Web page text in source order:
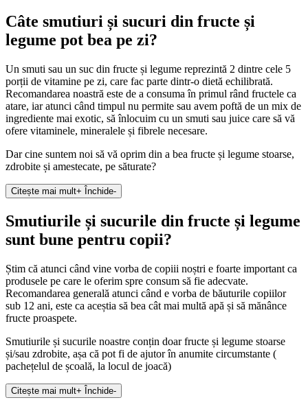
Câte smutiuri și sucuri din fructe și
legume pot bea pe zi?
Un smuti sau un suc din fructe și legume reprezintă 2 dintre cele 5
porții de vitamine pe zi, care fac parte dintr-o dietă echilibrată.
Recomandarea noastră este de a consuma în primul rând fructele ca
atare, iar atunci când timpul nu permite sau avem poftă de un mix de
ingrediente mai exotic, să înlocuim cu un smuti sau juice care să vă
ofere vitaminele, mineralele și fibrele necesare.
Dar cine suntem noi să vă oprim din a bea fructe și legume stoarse,
zdrobite și amestecate, pe săturate?
Citește mai mult+ Închide-
Smutiurile și sucurile din fructe și legume
sunt bune pentru copii?
Știm că atunci când vine vorba de copiii noștri e foarte important ca
produsele pe care le oferim spre consum să fie adecvate.
Recomandarea generală atunci când e vorba de băuturile copiilor
sub 12 ani, este ca aceștia să bea cât mai multă apă și să mănânce
fructe proaspete.
Smutiurile și sucurile noastre conțin doar fructe și legume stoarse
și/sau zdrobite, așa că pot fi de ajutor în anumite circumstante (
pachețelul de școală, la locul de joacă)
Citește mai mult+ Închide-